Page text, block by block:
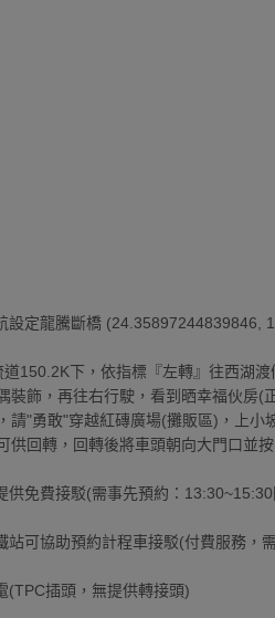
設定龍騰斷橋 (24.35897244839846,
道150.2K下，依指標『左轉』往西湖
裝飾，再往右行駛，看到晒幸福伙房
請"勇敢"穿越紅磚廣場(攤販區)，上小
供回轉，回轉後將車頭朝向大門口並
供免費接駁(需事先預約：13:30~15:30
站可協助預約計程車接駁(付費服務，
(TPC插頭，無提供轉接頭)